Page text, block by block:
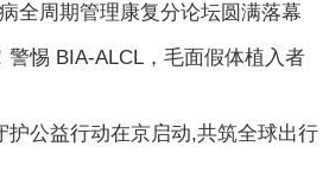
全周期管理康复分论坛圆满落幕
警惕 BIA-ALCL，毛面假体植入者
护公益行动在京启动,共筑全球出行